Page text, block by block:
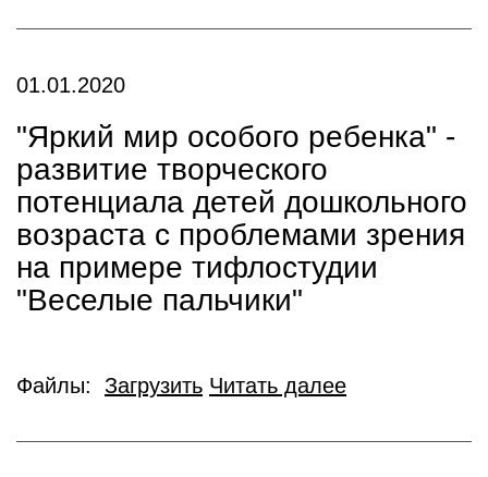
01.01.2020
"Яркий мир особого ребенка" -
развитие творческого
потенциала детей дошкольного
возраста с проблемами зрения
на примере тифлостудии
"Веселые пальчики"
Файлы: Загрузить Читать далее